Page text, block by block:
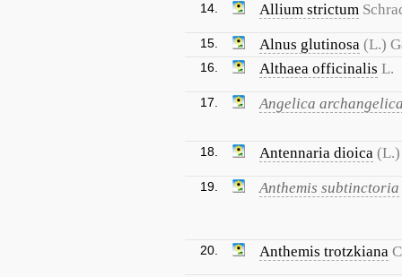
14. Allium strictum
15. Alnus glutinosa (L.)
16. Althaea officinalis L.
17. Angelica
18. Antennaria dioica (L.)
19. Anthemis subtinctoria
20. Anthemis trotzkiana